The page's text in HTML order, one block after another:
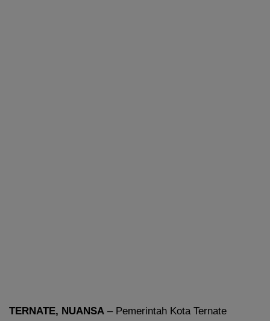
TERNATE, NUANSA – Pemerintah Kota Ternate